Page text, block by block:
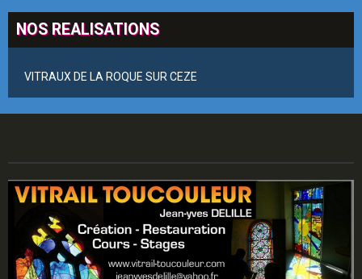
NOS REALISATIONS
VITRAUX DE LA ROQUE SUR CEZE